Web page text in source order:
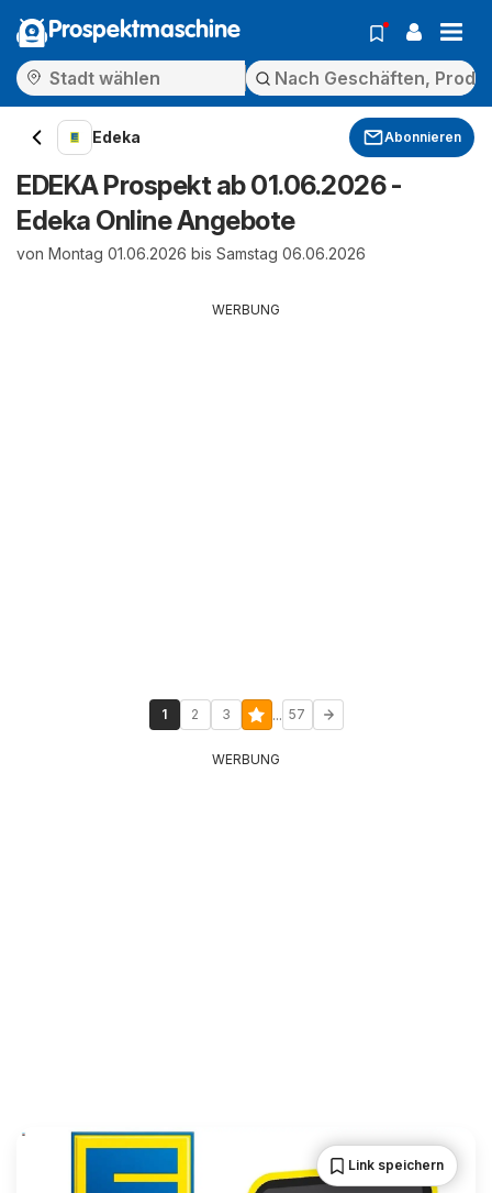
Prospektmaschine
Edeka Abonnieren
EDEKA Prospekt ab 01.06.2026 -
Edeka Online Angebote
von Montag 01.06.2026 bis Samstag 06.06.2026
WERBUNG
1 2 3 ... 57
WERBUNG
Link speichern